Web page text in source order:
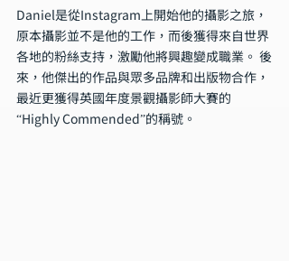
Daniel是從Instagram上開始他的攝影之旅，
原本攝影並不是他的工作，而後獲得來自世界
各地的粉絲支持，激勵他將興趣變成職業。 後
來，他傑出的作品與眾多品牌和出版物合作，
最近更獲得英國年度景觀攝影師大賽的
“Highly Commended”的稱號。